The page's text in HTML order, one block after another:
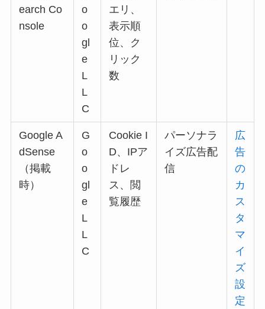
earch Co
nsole
o
o
gl
e
L
L
C
エリ、
表示順
位、ク
リック
数
Google A
dSense
（掲載
時）
G
o
o
gl
e
L
L
C
Cookie I
D、IPア
ドレ
ス、閲
覧履歴
パーソナラ
イズ広告配
信
広
告
の
カ
ス
タ
マ
イ
ズ
設
定